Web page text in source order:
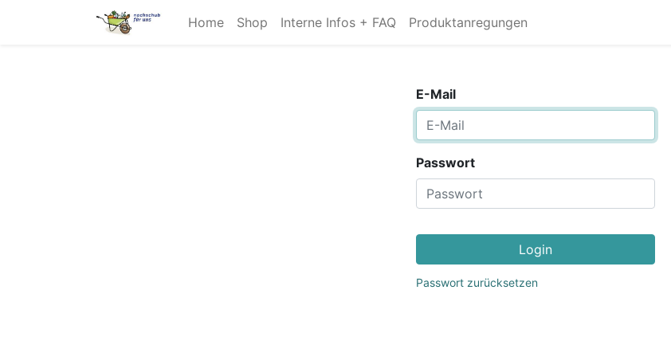
Home Shop Interne Infos + FAQ Produktanregungen
E-Mail
Passwort
Login
Passwort zurücksetzen